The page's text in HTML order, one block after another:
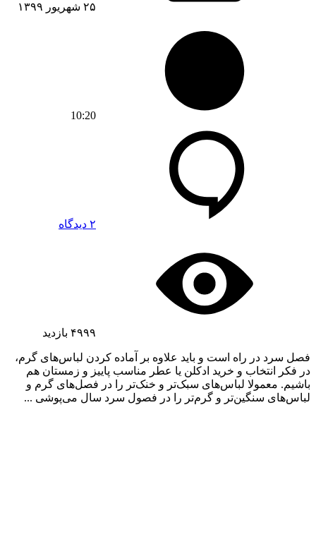
۲۵ شهریور ۱۳۹۹
10:20
۲ دیدگاه
۴۹۹۹ بازدید
فصل سرد در راه است و باید علاوه بر آماده کردن لباس‌های گرم،
در فکر انتخاب و خرید ادکلن یا عطر مناسب پاییز و زمستان هم
باشیم. معمولا لباس‌های سبک‌تر و خنک‌تر را در فصل‌های گرم و
لباس‌های سنگین‌تر و گرم‌تر را در فصول سرد سال می‌پوشی ...